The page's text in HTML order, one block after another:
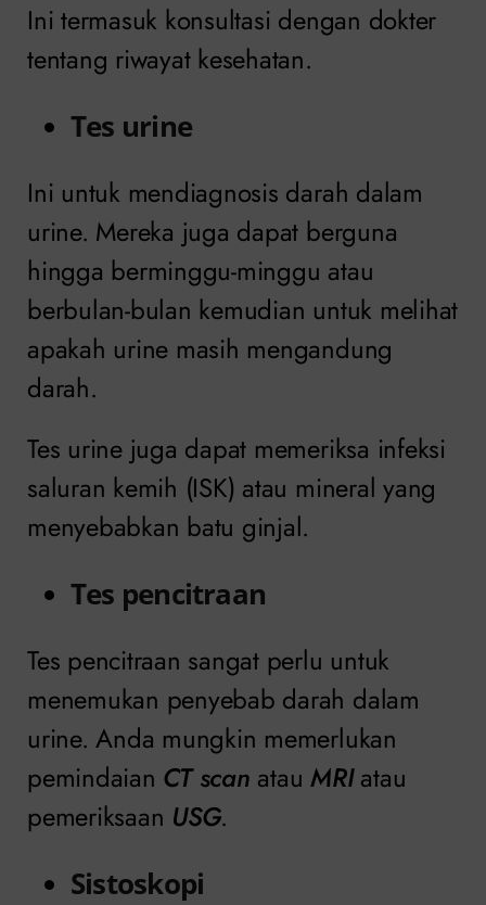
Ini termasuk konsultasi dengan dokter
tentang riwayat kesehatan.
Tes urine
Ini untuk mendiagnosis darah dalam
urine. Mereka juga dapat berguna
hingga berminggu-minggu atau
berbulan-bulan kemudian untuk melihat
apakah urine masih mengandung
darah.
Tes urine juga dapat memeriksa infeksi
saluran kemih (ISK) atau mineral yang
menyebabkan batu ginjal.
Tes pencitraan
Tes pencitraan sangat perlu untuk
menemukan penyebab darah dalam
urine. Anda mungkin memerlukan
pemindaian CT scan atauMRIatau
pemeriksaan USG.
Sistoskopi